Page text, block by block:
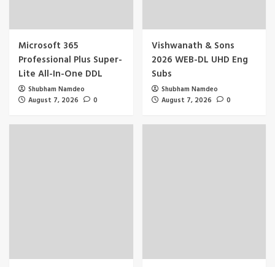
Microsoft 365
Professional Plus Super-
Lite All-In-One DDL
Shubham Namdeo
August 7, 2026
0
Vishwanath & Sons
2026 WEB-DL UHD Eng
Subs
Shubham Namdeo
August 7, 2026
0